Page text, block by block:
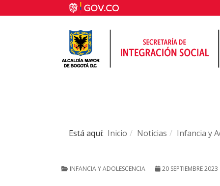
Está aquí: Inicio Noticias Infancia y
INFANCIA Y ADOLESCENCIA 20 SEPTIEMBRE 2023